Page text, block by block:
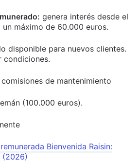
genera interés desde el
máximo de 60.000 euros.
disponible para nuevos clientes.
condiciones.
comisiones de mantenimiento
(100.000 euros).
Bienvenida Raisin:
(2026)